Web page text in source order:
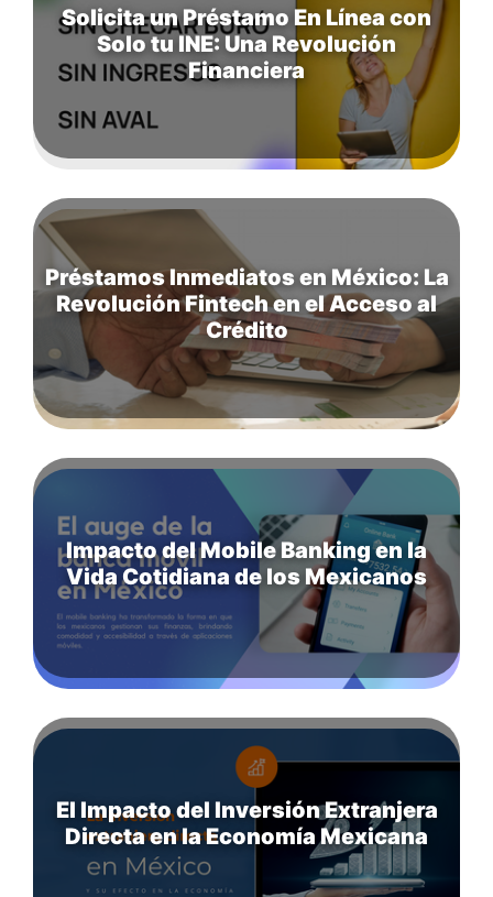
Solicita un Préstamo En Línea con
Solo tu INE: Una Revolución
Financiera
Préstamos Inmediatos en México: La
Revolución Fintech en el Acceso al
Crédito
Impacto del Mobile Banking en la
Vida Cotidiana de los Mexicanos
El Impacto del Inversión Extranjera
Directa en la Economía Mexicana